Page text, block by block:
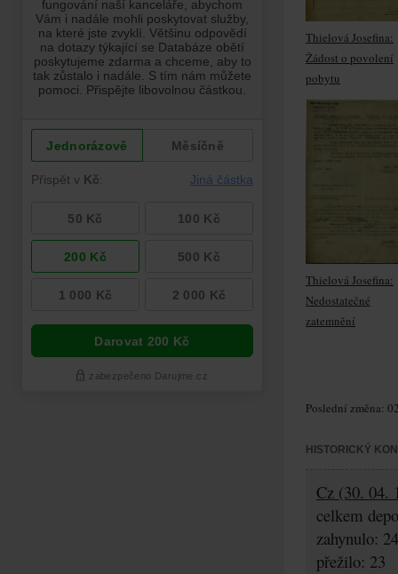
Thielová Josefina:
Žádost o povolení
pobytu
Thielová Josefina:
Nedostatečné
zatemnění
Poslední změna:
HISTORICKÝ
Cz (30. 04.
celkem
zahynulo: 24
přežilo: 23